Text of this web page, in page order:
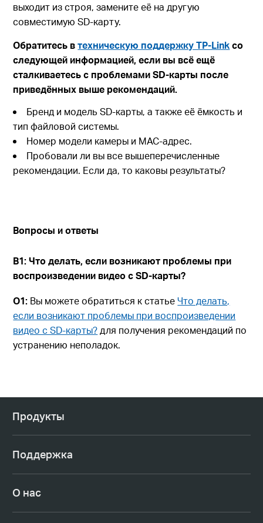
выходит из строя, замените её на другую
совместимую SD-карту.
Обратитесь втехническую поддержку TP-Linkсо
следующей информацией, если вы всё ещё
сталкиваетесь с проблемами SD-карты после
приведённых выше рекомендаций.
Бренд и модель SD-карты, а также её ёмкость и
тип файловой системы.
Номер модели камеры и MAC-адрес.
Пробовали ли вы все вышеперечисленные
рекомендации. Если да, то каковы результаты?
Вопросы и ответы
В1: Что делать, если возникают проблемы при
воспроизведении видео с SD-карты?
О1: Вы можете обратиться к статьеЧто делать,
если возникают проблемы при воспроизведении
видео с SD-карты?для получения рекомендаций по
устранению неполадок.
Продукты
Поддержка
О нас